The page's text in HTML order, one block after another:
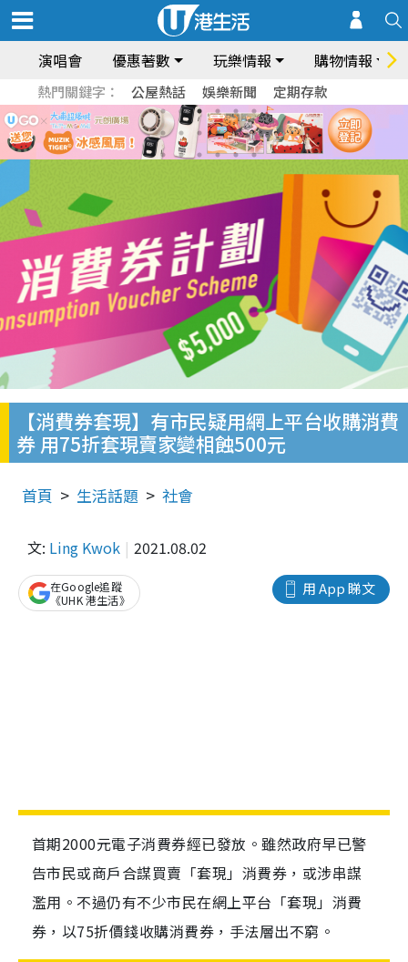
演唱會 優惠著數 玩樂情報 購物情報
熱門關鍵字： 公屋熱話 娛樂新聞 定期存款
【消費券套現】有市民疑用網上平台收購消費
券 用75折套現賣家變相蝕500元
首頁 生活話題 社會
文: Ling Kwok 2021.08.02
用 App 睇文
在Google追蹤
《UHK 港生活》
首期2000元電子消費券經已發放。雖然政府早已警
告市民或商戶合謀買賣「套現」消費券，或涉串謀
濫用。不過仍有不少市民在網上平台「套現」消費
券，以75折價錢收購消費券，手法層出不窮。